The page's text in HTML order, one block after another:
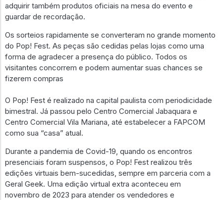
adquirir também produtos oficiais na mesa do evento e
guardar de recordação.
Os sorteios rapidamente se converteram no grande momento
do Pop! Fest. As peças são cedidas pelas lojas como uma
forma de agradecer a presença do público. Todos os
visitantes concorrem e podem aumentar suas chances se
fizerem compras
O Pop! Fest é realizado na capital paulista com periodicidade
bimestral. Já passou pelo Centro Comercial Jabaquara e
Centro Comercial Vila Mariana, até estabelecer a FAPCOM
como sua “casa” atual.
Durante a pandemia de Covid-19, quando os encontros
presenciais foram suspensos, o Pop! Fest realizou três
edições virtuais bem-sucedidas, sempre em parceria com a
Geral Geek. Uma edição virtual extra aconteceu em
novembro de 2023 para atender os vendedores e